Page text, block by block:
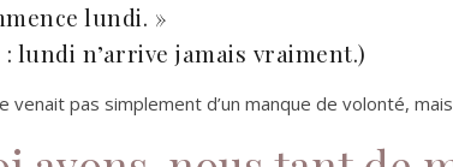
lundi. »
lundi n’arrive jamais vraiment.)
venait pas simplement d’un manque de volonté,